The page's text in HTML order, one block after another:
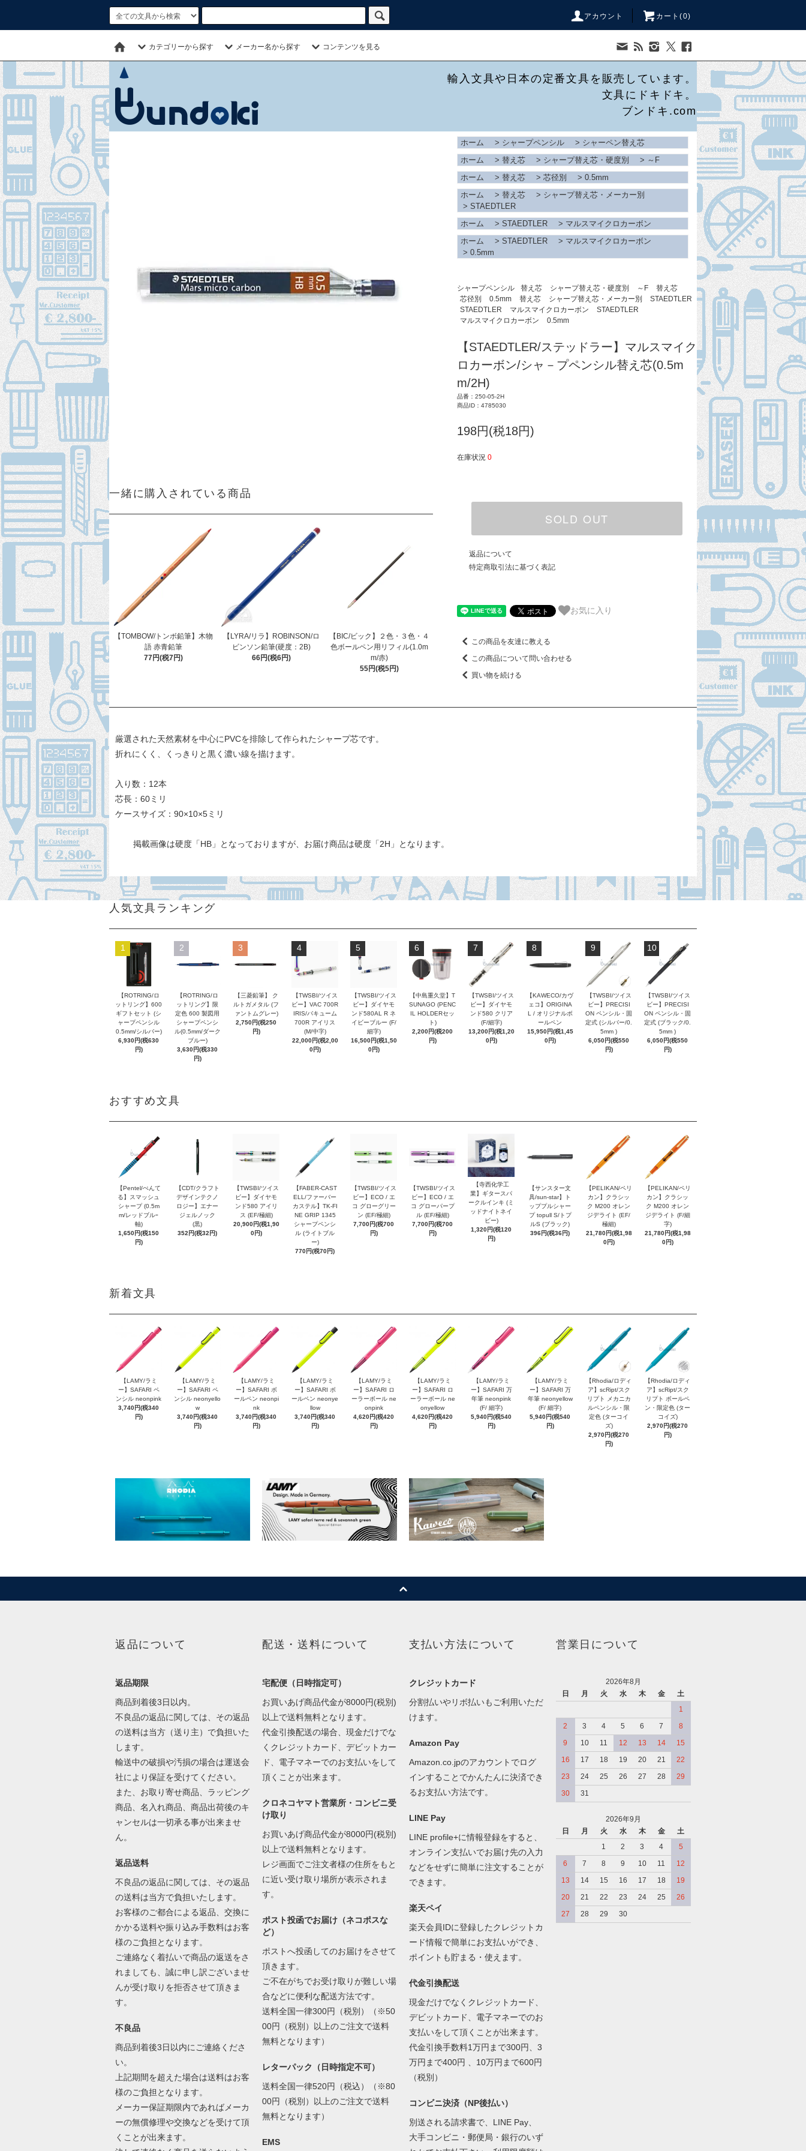
アカウント カート(0)
カテゴリーから探す メーカー名から探す コンテンツを見る
輸入文具や日本の定番文具を販売しています。
文具にドキドキ。
ブンドキ.com
一緒に購入されている商品
【TOMBOW/トンボ鉛筆】木物
語 赤青鉛筆
77円(税7円)
【LYRA/リラ】ROBINSON/ロ
ビンソン鉛筆(硬度：2B)
66円(税6円)
【BIC/ビック】２色・３色・４
色ボールペン用リフィル(1.0m
m/赤)
55円(税5円)
ホーム > シャープペンシル > シャーペン替え芯
ホーム
> 替え芯 > シャープ替え芯・硬度別 > ～F
ホーム
> 替え芯 > 芯径別 > 0.5mm
ホーム
> 替え芯 > シャープ替え芯・メーカー別
> STAEDTLER
ホーム
> STAEDTLER > マルスマイクロカーボン
ホーム
> STAEDTLER > マルスマイクロカーボン
> 0.5mm
シャープペンシル 替え芯 シャープ替え芯・硬度別 ～F
替え芯
芯径別
0.5mm 替え芯 シャープ替え芯・メーカー別
STAEDTLER
STAEDTLER
マルスマイクロカーボン
STAEDTLER
マルスマイクロカーボン
0.5mm
【STAEDTLER/ステッドラー】マルスマイク
ロカーボン/シャ－プペンシル替え芯(0.5m
m/2H)
品番：250-05-2H
商品ID：4785030
198円(税18円)
在庫状況 0
SOLD OUT
返品について
特定商取引法に基づく表記
お気に入り
この商品を友達に教える
この商品について問い合わせる
買い物を続ける
厳選された天然素材を中心にPVCを排除して作られたシャープ芯です。
折れにくく、くっきりと黒く濃い線を描けます。
入り数：12本
芯長：60ミリ
ケースサイズ：90×10×5ミリ
掲載画像は硬度「HB」となっておりますが、お届け商品は硬度「2H」となります。
人気文具ランキング
1
【ROTRING/ロ
ットリング】600
ギフトセット (シ
ャープペンシル
0.5mm/シルバー)
6,930円(税630
円)
2
【ROTRING/ロ
ットリング】限
定色 600 製図用
シャープペンシ
ル(0.5mm/ダーク
ブルー)
3,630円(税330
円)
3
【三菱鉛筆】 ク
ルトガメタル (フ
ァントムグレー)
2,750円(税250
円)
4
【TWSBI/ツイス
ビー】VAC 700R
IRIS/バキューム
700R アイリス
(M/中字)
22,000円(税2,00
0円)
5
【TWSBI/ツイス
ビー】ダイヤモ
ンド580AL R ネ
イビーブルー (F/
細字)
16,500円(税1,50
0円)
6
【中島重久堂】T
SUNAGO (PENC
IL HOLDERセッ
ト)
2,200円(税200
円)
7
【TWSBI/ツイス
ビー】ダイヤモ
ンド580 クリア
(F/細字)
13,200円(税1,20
0円)
8
【KAWECO/カヴ
ェコ】ORIGINA
L / オリジナルボ
ールペン
15,950円(税1,45
0円)
9
【TWSBI/ツイス
ビー】PRECISI
ON ペンシル・固
定式 (シルバー/0.
5mm )
6,050円(税550
円)
10
【TWSBI/ツイス
ビー】PRECISI
ON ペンシル・固
定式 (ブラック/0.
5mm )
6,050円(税550
円)
おすすめ文具
【Pentel/ぺんて
る】スマッシュ
シャープ (0.5m
m/レッドブルｰ
軸)
1,650円(税150
円)
【CDT/クラフト
デザインテクノ
ロジー】エナー
ジェルノック
(黒)
352円(税32円)
【TWSBI/ツイス
ビー】ダイヤモ
ンド580 アイリ
ス (EF/極細)
20,900円(税1,90
0円)
【FABER-CAST
ELL/ファーバー
カステル】TK-FI
NE GRIP 1345
シャープペンシ
ル (ライトブル
ー)
770円(税70円)
【TWSBI/ツイス
ビー】ECO / エ
コ グローグリー
ン (EF/極細)
7,700円(税700
円)
【TWSBI/ツイス
ビー】ECO / エ
コ グローパープ
ル (EF/極細)
7,700円(税700
円)
【寺西化学工
業】ギタースパ
ークルインキ (ミ
ッドナイトネイ
ビー)
1,320円(税120
円)
【サンスター文
具/sun-star】ト
ッププルシャー
プ topull S/トプ
ルS (ブラック)
396円(税36円)
【PELIKAN/ペリ
カン】クラシッ
ク M200 オレン
ジデライト (EF/
極細)
21,780円(税1,98
0円)
【PELIKAN/ペリ
カン】クラシッ
ク M200 オレン
ジデライト (F/細
字)
21,780円(税1,98
0円)
新着文具
【LAMY/ラミ
ー】SAFARI ペ
ンシル neonpink
3,740円(税340
円)
【LAMY/ラミ
ー】SAFARI ペ
ンシル neonyello
w
3,740円(税340
円)
【LAMY/ラミ
ー】SAFARI ボ
ールペン neonpi
nk
3,740円(税340
円)
【LAMY/ラミ
ー】SAFARI ボ
ールペン neonye
llow
3,740円(税340
円)
【LAMY/ラミ
ー】SAFARI ロ
ーラーボール ne
onpink
4,620円(税420
円)
【LAMY/ラミ
ー】SAFARI ロ
ーラーボール ne
onyellow
4,620円(税420
円)
【LAMY/ラミ
ー】SAFARI 万
年筆 neonpink
(F/ 細字)
5,940円(税540
円)
【LAMY/ラミ
ー】SAFARI 万
年筆 neonyellow
(F/ 細字)
5,940円(税540
円)
【Rhodia/ロディ
ア】scRipt/スク
リプト メカニカ
ルペンシル・限
定色 (ターコイ
ズ)
2,970円(税270
円)
【Rhodia/ロディ
ア】scRipt/スク
リプト ボールペ
ン・限定色 (ター
コイズ)
2,970円(税270
円)
返品について
返品期限
商品到着後3日以内。
不良品の返品に関しては、その返品
の送料は当方（送り主）で負担いた
します。
輸送中の破損や汚損の場合は運送会
社により保証を受けてください。
また、お取り寄せ商品、ラッピング
商品、名入れ商品、商品出荷後のキ
ャンセルは一切承る事が出来ませ
ん。
返品送料
不良品の返品に関しては、その返品
の送料は当方で負担いたします。
お客様のご都合による返品、交換に
かかる送料や振り込み手数料はお客
様のご負担となります。
ご連絡なく着払いで商品の返送をさ
れましても、誠に申し訳ございませ
んが受け取りを拒否させて頂きま
す。
不良品
商品到着後3日以内にご連絡くださ
い。
上記期間を超えた場合は送料はお客
様のご負担となります。
メーカー保証期限内であればメーカ
ーの無償修理や交換などを受けて頂
くことが出来ます。
配送・送料について
宅配便（日時指定可）
お買いあげ商品代金が8000円(税別)
以上で送料無料となります。
代金引換配送の場合、現金だけでな
くクレジットカード、デビットカー
ド、電子マネーでのお支払いをして
頂くことが出来ます。
クロネコヤマト営業所・コンビニ受
け取り
お買いあげ商品代金が8000円(税別)
以上で送料無料となります。
レジ画面でご注文者様の住所をもと
に近い受け取り場所が表示されま
す。
ポスト投函でお届け（ネコポスな
ど）
ポストへ投函してのお届けをさせて
頂きます。
ご不在がちでお受け取りが難しい場
合などに便利な配送方法です。
送料全国一律300円（税別）（※50
00円（税別）以上のご注文で送料
無料となります）
レターパック（日時指定不可）
送料全国一律520円（税込）（※80
00円（税別）以上のご注文で送料
無料となります）
EMS
支払い方法について
クレジットカード
分割払いやリボ払いもご利用いただ
けます。
Amazon Pay
Amazon.co.jpのアカウントでログ
インすることでかんたんに決済でき
るお支払い方法です。
LINE Pay
LINE profile+に情報登録をすると、
オンライン支払いでお届け先の入力
などをせずに簡単に注文することが
できます。
楽天ペイ
楽天会員IDに登録したクレジットカ
ード情報で簡単にお支払いができ、
ポイントも貯まる・使えます。
代金引換配送
現金だけでなくクレジットカード、
デビットカード、電子マネーでのお
支払いをして頂くことが出来ます。
代金引換手数料1万円まで300円、3
万円まで400円 、10万円まで600円
（税別）
コンビニ決済（NP後払い）
別送される請求書で、LINE Pay、
大手コンビニ・郵便局・銀行のいず
営業日について
2026年8月
日
月 火 水 木 金
土
1
2
3 4 5 6 7
8
9
10 11 12 13 14
15
16
17 18 19 20 21
22
23
24 25 26 27 28
29
30
31
2026年9月
日
月 火 水 木 金
土
1
2 3 4
5
6
7 8 9 10 11
12
13
14 15 16 17 18
19
20
21 22 23 24 25
26
27
28 29 30